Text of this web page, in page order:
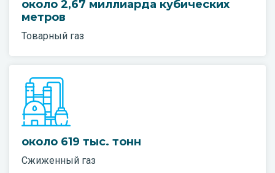
около 2,67 миллиарда кубических
метров
Товарный газ
около 619 тыс. тонн
Сжиженный газ